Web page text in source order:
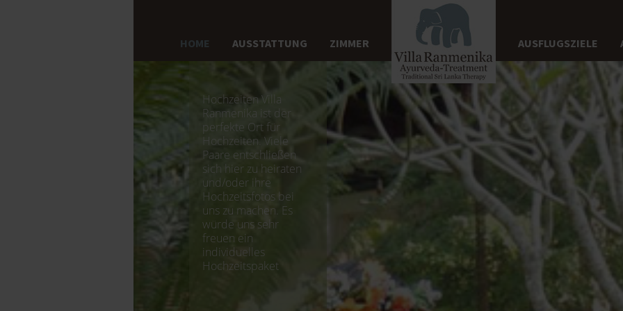
HOME AUSSTATTUNG ZIMMER AUSFLUGSZIELE
Hochzeiten Villa
Ranmenika ist der
perfekte Ort für
Hochzeiten. Viele
Paare entschließen
sich hier zu heiraten
und/oder ihre
Hochzeitsfotos bei
uns zu machen. Es
würde uns sehr
freuen ein
individuelles
Hochzeitspaket